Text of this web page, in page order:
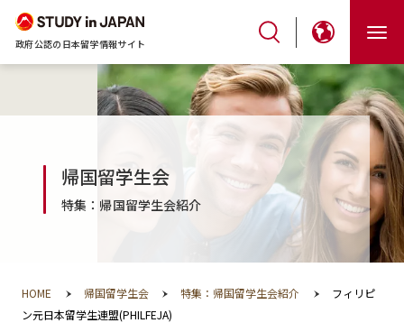
政府公認の日本留学情報サイト
帰国留学生会
特集：帰国留学生会紹介
HOME 帰国留学生会 特集：帰国留学生会紹介
フィリピ
ン元日本留学生連盟(PHILFEJA)